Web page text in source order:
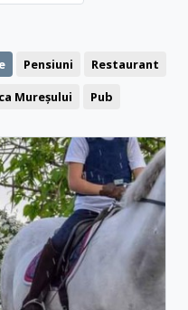
Pensiuni
Restaurant
Mureșului
Pub
Biserici
Monumente